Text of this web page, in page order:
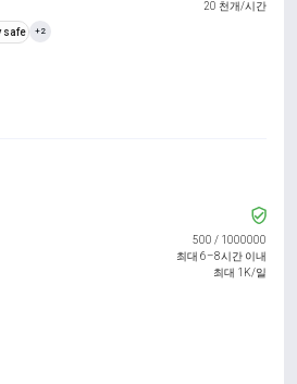
20 천개/시간
safe +2
500 / 1000000
최대 6–8시간 이내
최대 1K/일